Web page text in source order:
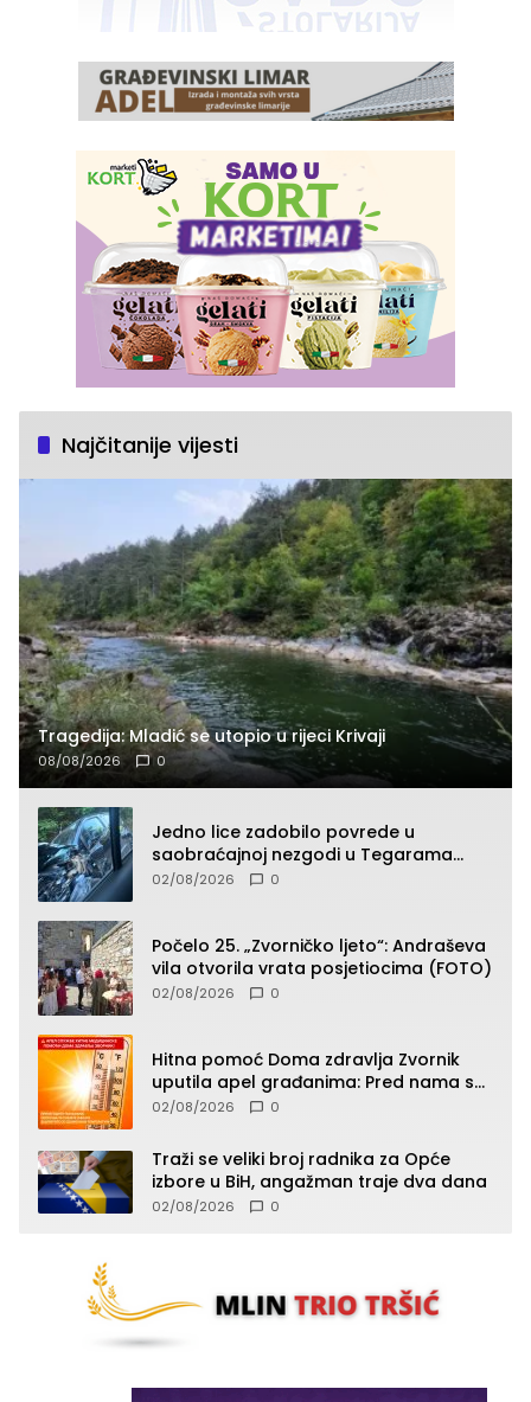
Najčitanije vijesti
Tragedija: Mladić se utopio u rijeci Krivaji
08/08/2026 0
Jedno lice zadobilo povrede u
saobraćajnoj nezgodi u Tegarama
(FOTO)
02/08/2026 0
Počelo 25. „Zvorničko ljeto“: Andraševa
vila otvorila vrata posjetiocima (FOTO)
02/08/2026 0
Hitna pomoć Doma zdravlja Zvornik
uputila apel građanima: Pred nama su
temperature do 40°C, oprez zbog
02/08/2026 0
Traži se veliki broj radnika za Opće
izbore u BiH, angažman traje dva dana
02/08/2026 0